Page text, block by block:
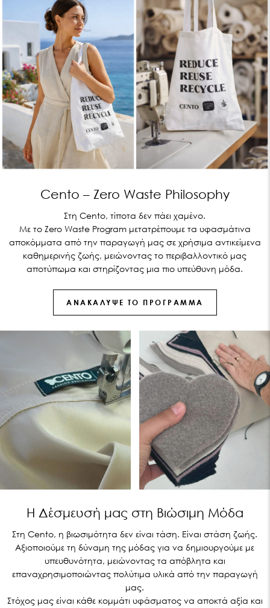
Cento – Zero Waste Philosophy
Στη Cento, τίποτα δεν πάει χαμένο.
Με το Zero Waste Program μετατρέπουμε τα υφασμάτινα
αποκόμματα από την παραγωγή μας σε χρήσιμα αντικείμενα
καθημερινής ζωής, μειώνοντας το περιβαλλοντικό μας
αποτύπωμα και στηρίζοντας μια πιο υπεύθυνη μόδα.
ΑΝΑΚΆΛΥΨΕ ΤΟ ΠΡΌΓΡΑΜΜΑ
Η Δέσμευσή μας στη Βιώσιμη Μόδα
Στη Cento, η βιωσιμότητα δεν είναι τάση. Είναι στάση ζωής.
Αξιοποιούμε τη δύναμη της μόδας για να δημιουργούμε με
υπευθυνότητα, μειώνοντας τα απόβλητα και
επαναχρησιμοποιώντας πολύτιμα υλικά από την παραγωγή
μας.
Στόχος μας είναι κάθε κομμάτι υφάσματος να αποκτά αξία και